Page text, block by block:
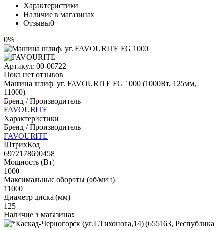
Характеристики
Наличие в магазинах
Отзывы0
0%
Артикул: 00-00722
Пока нет отзывов
Машина шлиф. уг. FAVOURITE FG 1000 (1000Вт, 125мм,
11000)
Бренд / Производитель
FAVOURITE
Характеристики
Бренд / Производитель
FAVOURITE
ШтрихКод
6972178690458
Мощность (Вт)
1000
Максимальные обороты (об/мин)
11000
Диаметр диска (мм)
125
Наличие в магазинах